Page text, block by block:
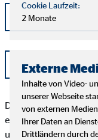
Der Kunde sollte
erst angerufen
unser Unternehmen
Cookie Laufzeit:
2 Monate
Externe
Inhalte von Video-
unserer Webseite
von externen
Ihrer Daten an
Drittländern durch